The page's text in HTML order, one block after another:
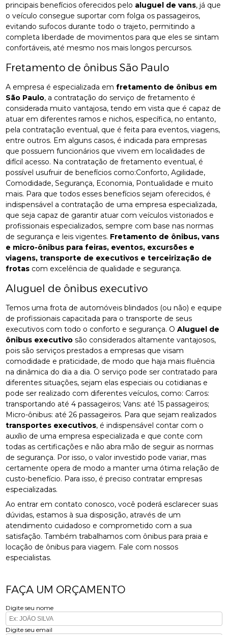
principais benefícios oferecidos pelo aluguel de vans, já que
o veículo consegue suportar com folga os passageiros,
evitando sufocos durante todo o trajeto, permitindo a
completa liberdade de movimentos para que eles se sintam
confortáveis, até mesmo nos mais longos percursos.
Fretamento de ônibus São Paulo
A empresa é especializada emfretamento de ônibus em
São Paulo, a contratação do serviço de fretamento é
considerada muito vantajosa, tendo em vista que é capaz de
atuar em diferentes ramos e nichos, específica, no entanto,
pela contratação eventual, que é feita para eventos, viagens,
entre outros. Em alguns casos, é indicada para empresas
que possuem funcionários que vivem em localidades de
difícil acesso. Na contratação de fretamento eventual, é
possível usufruir de benefícios como:Conforto, Agilidade,
Comodidade, Segurança, Economia, Pontualidade e muito
mais. Para que todos esses benefícios sejam oferecidos, é
indispensável a contratação de uma empresa especializada,
que seja capaz de garantir atuar com veículos vistoriados e
profissionais especializados, sempre com base nas normas
de segurança e leis vigentes. Fretamento de ônibus, vans
e micro-ônibus para feiras, eventos, excursões e
viagens, transporte de executivos e terceirização de
frotas com excelência de qualidade e segurança.
Aluguel de ônibus executivo
Temos uma frota de automóveis blindados (ou não) e equipe
de profissionais capacitada para o transporte de seus
executivos com todo o conforto e segurança. OAluguel de
ônibus executivo são considerados altamente vantajosos,
pois são serviços prestados a empresas que visam
comodidade e praticidade, de modo que haja mais fluência
na dinâmica do dia a dia. O serviço pode ser contratado para
diferentes situações, sejam elas especiais ou cotidianas e
pode ser realizado com diferentes veículos, como: Carros:
transportando até 4 passageiros; Vans: até 15 passageiros;
Micro-ônibus: até 26 passageiros. Para que sejam realizados
transportes executivos, é indispensável contar com o
auxílio de uma empresa especializada e que conte com
todas as certificações e não abra mão de seguir as normas
de segurança. Por isso, o valor investido pode variar, mas
certamente opera de modo a manter uma ótima relação de
custo-benefício. Para isso, é preciso contratar empresas
especializadas.
Ao entrar em contato conosco, você poderá esclarecer suas
dúvidas, estamos à sua disposição, através de um
atendimento cuidadoso e comprometido com a sua
satisfação. Também trabalhamos com ônibus para praia e
locação de ônibus para viagem. Fale com nossos
especialistas.
FAÇA UM ORÇAMENTO
Digite seu nome
Digite seu email